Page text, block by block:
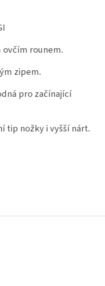
rounem.
zipem.
pro začínající
tip nožky i vyšší nárt.